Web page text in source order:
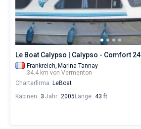
Le Boat Calypso | Calypso - Comfort 24
Frankreich, Marina Tannay
34.4 km von Vermenton
Charterfirma: LeBoat
Kabinen: 3 Jahr: 2005 Länge: 43 ft